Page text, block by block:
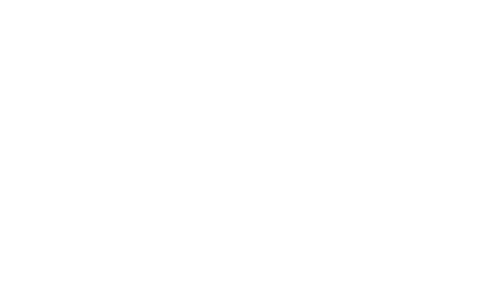
Straße hinab zu einem unvermuteten Seezugang mitten in
die Mannschaften ruderbereit waren, ging es ab auf den
Wassertieren auch der eine oder andere Angler – den
Beute harrte. Anschließend ging es Richtung Norden zur Burg
wurde. Ein paar DonauhortlerInnen wagten auch den Sprung
wurde der Weg auf dem durch seine Steinformationen und
Stausee fortgesetzt. Durch die hohen